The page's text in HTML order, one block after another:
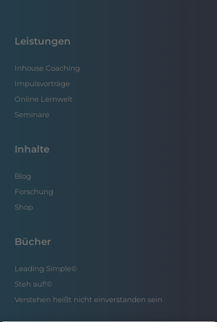
Leistungen
Inhouse Coaching
Impulsvorträge
Online Lernwelt
Seminare
Inhalte
Blog
Forschung
Shop
Bücher
Leading Simple©
Steh auf!©
Verstehen heißt nicht einverstanden sein